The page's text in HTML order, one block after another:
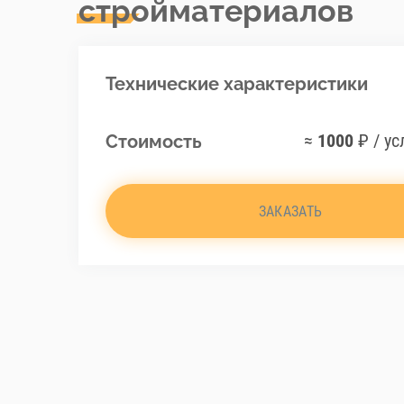
стройматериалов
Технические характеристики
Стоимость ≈ 1000 ₽ /
ЗАКАЗАТЬ